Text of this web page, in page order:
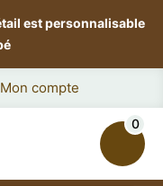
est personnalisable
Mon compte
0